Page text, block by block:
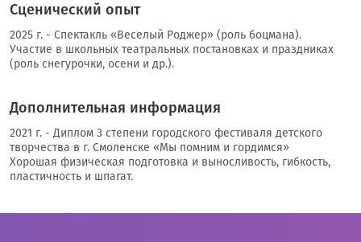
Сценический опыт
2025 г. - Спектакль «Веселый Роджер» (роль боцмана).
Участие в школьных театральных постановках и праздниках
(роль снегурочки, осени и др.).
Дополнительная информация
2021 г. - Диплом 3 степени городского фестиваля детского
творчества в г. Смоленске «Мы помним и гордимся»
Хорошая физическая подготовка и выносливость, гибкость,
пластичность и шпагат.